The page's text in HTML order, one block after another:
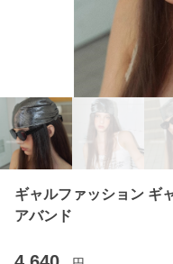
ギャルファッション ギ
アバンド